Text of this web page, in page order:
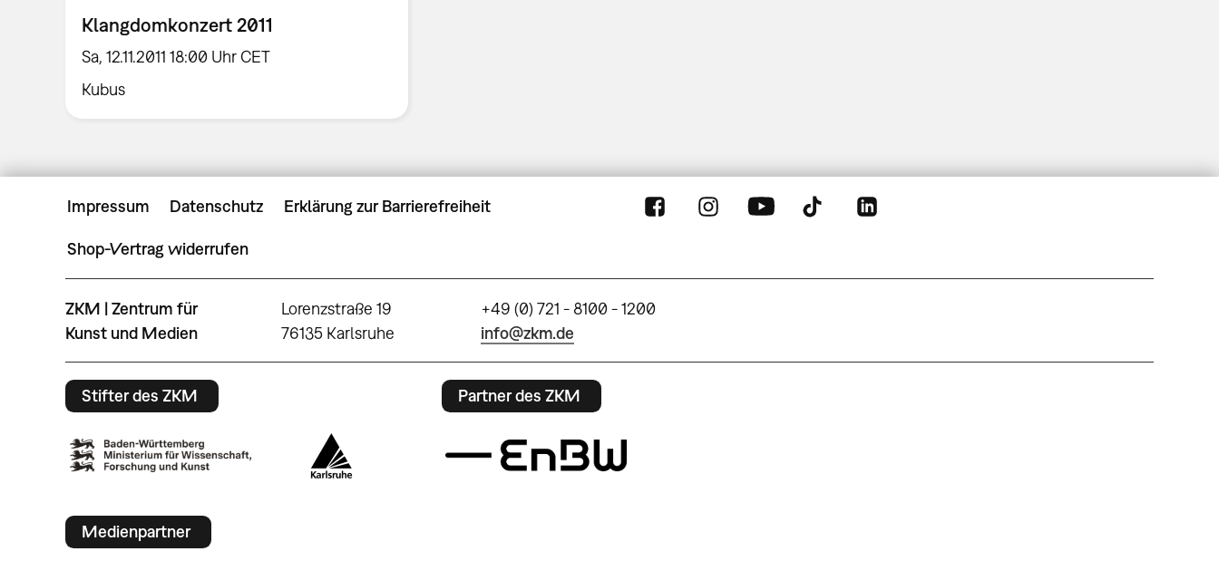
Klangdomkonzert 2011
Sa, 12.11.2011 18:00 Uhr CET
Kubus
Impressum Datenschutz Erklärung zur Barrierefreiheit
Shop-Vertrag widerrufen
ZKM | Zentrum für
Kunst und Medien
Lorenzstraße 19
76135 Karlsruhe
+49 (0) 721 - 8100 - 1200
info@zkm.de
Stifter des ZKM Partner des ZKM
Medienpartner